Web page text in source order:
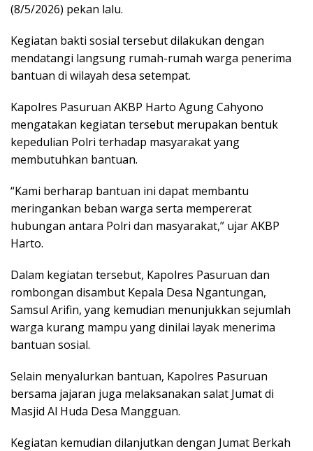
(8/5/2026) pekan lalu.
Kegiatan bakti sosial tersebut dilakukan dengan
mendatangi langsung rumah-rumah warga penerima
bantuan di wilayah desa setempat.
Kapolres Pasuruan AKBP Harto Agung Cahyono
mengatakan kegiatan tersebut merupakan bentuk
kepedulian Polri terhadap masyarakat yang
membutuhkan bantuan.
“Kami berharap bantuan ini dapat membantu
meringankan beban warga serta mempererat
hubungan antara Polri dan masyarakat,” ujar AKBP
Harto.
Dalam kegiatan tersebut, Kapolres Pasuruan dan
rombongan disambut Kepala Desa Ngantungan,
Samsul Arifin, yang kemudian menunjukkan sejumlah
warga kurang mampu yang dinilai layak menerima
bantuan sosial.
Selain menyalurkan bantuan, Kapolres Pasuruan
bersama jajaran juga melaksanakan salat Jumat di
Masjid Al Huda Desa Mangguan.
Kegiatan kemudian dilanjutkan dengan Jumat Berkah